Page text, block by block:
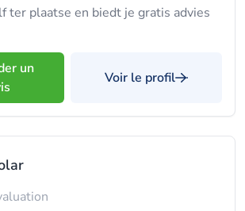
ter plaatse en biedt je gratis advies
un
Voir le profil